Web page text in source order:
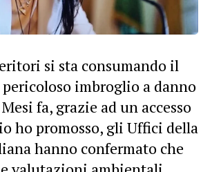
si sta consumando il
imbroglio a danno
fa, grazie ad un accesso
ho promosso, gli Uffici della
hanno confermato che